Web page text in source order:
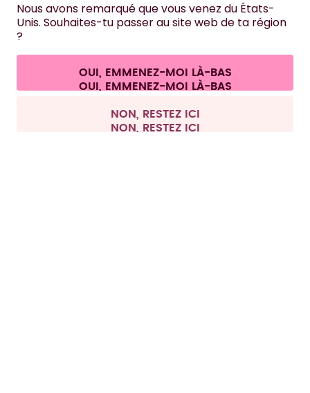
NOUS CONTACTER
Conditions générales de vente et informations aux clients
Politique de confidentialité Mentions légales
Se rétracter du contrat
Tous les prix sont TTC et hors frais de port.
Nous avons remarqué que vous venez du États-
Unis. Souhaites-tu passer au site web de ta région
?
OUI, EMMENEZ-MOI LÀ-BAS
NON, RESTEZ ICI